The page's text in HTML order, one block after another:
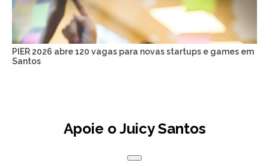
PIER 2026 abre 120 vagas para novas startups e games em
Santos
Apoie o Juicy Santos